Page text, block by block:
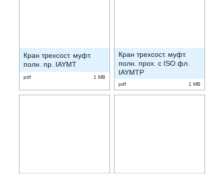
Кран трехсост. муфт.
полн. пр. IAYMT
pdf 1 MB
Кран трехсост. муфт.
полн. прох. с ISO фл.
IAYMTP
pdf 1 MB